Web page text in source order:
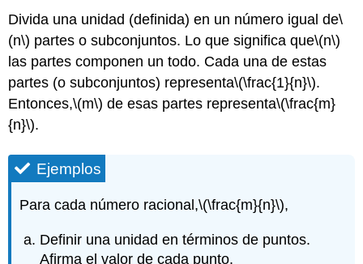
Divida una unidad (definida) en un número igual de\
(n\) partes o subconjuntos. Lo que significa que\(n\)
las partes componen un todo. Cada una de estas
partes (o subconjuntos) representa\(\frac{1}{n}\).
Entonces,\(m\) de esas partes representa\(\frac{m}
{n}\).
Ejemplos
Para cada número racional,\(\frac{m}{n}\),
Definir una unidad en términos de puntos.
Afirma el valor de cada punto.